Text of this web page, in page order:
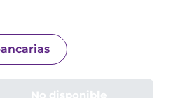
No disponible